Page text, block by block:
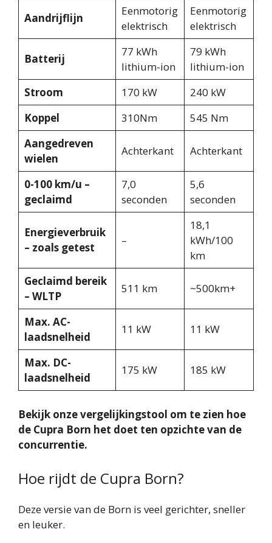
Aandrijflijn
Eenmotorig
elektrisch
Eenmotorig
elektrisch
Batterij
77 kWh
lithium-ion
79 kWh
lithium-ion
Stroom
170 kW
240 kW
Koppel
310Nm
545 Nm
Aangedreven
wielen
Achterkant Achterkant
0-100 km/u –
geclaimd
7,0
seconden
5,6
seconden
Energieverbruik
– zoals getest
–
18,1
kWh/100
km
Geclaimd bereik
– WLTP
511 km ~500km+
Max. AC-
laadsnelheid
11 kW 11 kW
Max. DC-
laadsnelheid
175 kW 185 kW
Bekijk onze vergelijkingstool om te zien hoe
de Cupra Born het doet ten opzichte van de
concurrentie.
Hoe rijdt de Cupra Born?
Deze versie van de Born is veel gerichter, sneller
en leuker.